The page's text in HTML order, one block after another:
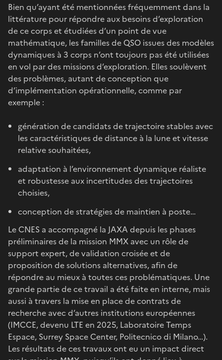
Bien qu’ayant été mentionnées fréquemment dans la
littérature pour répondre aux besoins d’exploration
de ce corps et étudiées d’un point de vue
mathématique, les familles de QSO issues des modèles
dynamiques à 3 corps n’ont toujours pas été utilisées
en vol par des missions d’exploration. Elles soulèvent
des problèmes, autant de conception que
d’implémentation opérationnelle, comme par
exemple :
génération de candidats de trajectoire stables avec
les caractéristiques de distance à la lune et vitesse
relative souhaitées,
adaptation à l’environnement dynamique réaliste
et robustesse aux incertitudes des trajectoires
choisies,
conception de stratégies de maintien à poste…
Le CNES a accompagné la JAXA depuis les phases
préliminaires de la mission MMX avec un rôle de
support expert, de validation croisée et de
proposition de solutions alternatives, afin de
répondre au mieux à toutes ces problématiques. Une
grande partie de ce travail a été faite en interne, mais
aussi à travers la mise en place de contrats de
recherche avec d’autres institutions européennes
(IMCCE, devenu LTE en 2025, Laboratoire Temps
Espace, Surrey Space Center, Politecnico di Milano…).
Les résultats de ces travaux ont eu un impact direct